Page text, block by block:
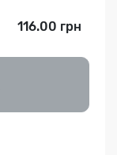
116.00 грн